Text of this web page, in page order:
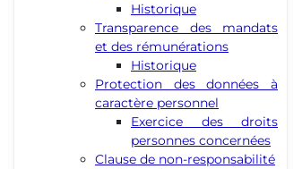
Historique
Transparence des mandats
et des rémunérations
Historique
Protection des données à
caractère personnel
Exercice des droits
personnes concernées
Clause de non-responsabilité